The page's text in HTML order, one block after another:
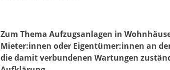
Zum Thema Aufzugsanlagen in
Mieter:innen oder Eigentümer:innen an
die damit verbundenen Wartungen